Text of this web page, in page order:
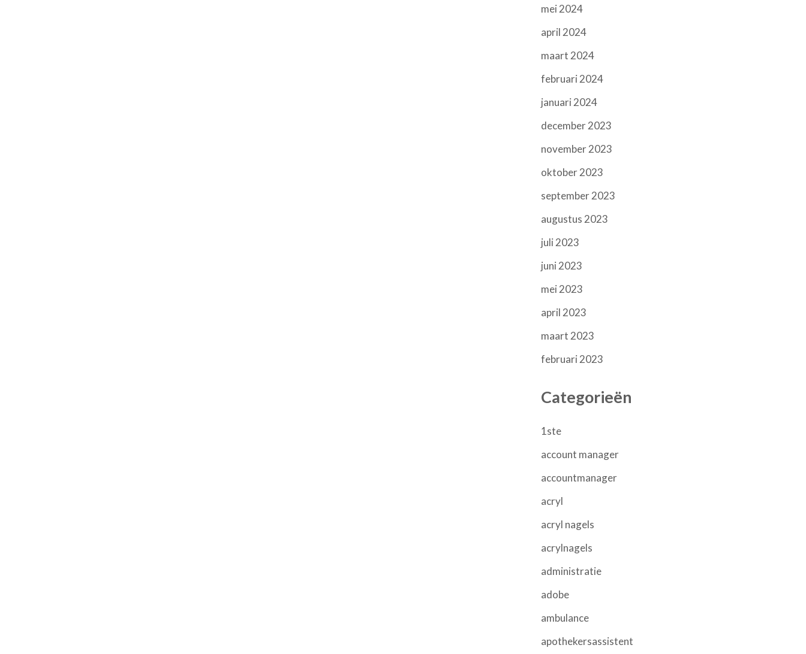
mei 2024
april 2024
maart 2024
februari 2024
januari 2024
december 2023
november 2023
oktober 2023
september 2023
augustus 2023
juli 2023
juni 2023
mei 2023
april 2023
maart 2023
februari 2023
Categorieën
1ste
account manager
accountmanager
acryl
acryl nagels
acrylnagels
administratie
adobe
ambulance
apothekersassistent